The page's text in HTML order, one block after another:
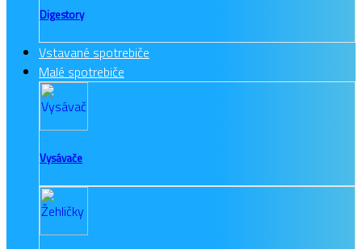
Digestory
Vstavané spotrebiče
Malé spotrebiče
Vysávače